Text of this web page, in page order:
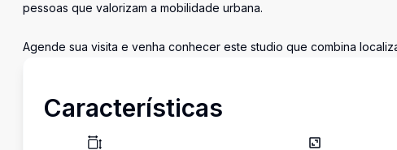
pessoas que valorizam a mobilidade urbana.
Agende sua visita e venha conhecer este studio que combina
Características